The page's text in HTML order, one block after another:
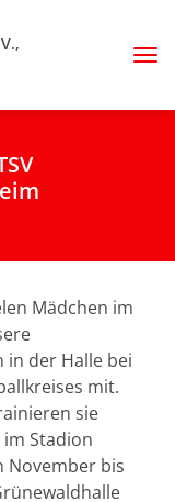
Mädchen im
in der Halle bei
mit.
sie
Stadion
November bis